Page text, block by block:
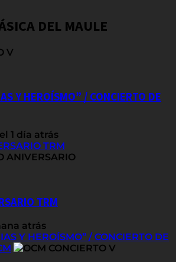
DEL MAULE
Y HEROÍSMO” / CONCIERTO DE
1 día atrás
TRM
TRM
atrás
Y HEROÍSMO” / CONCIERTO DE